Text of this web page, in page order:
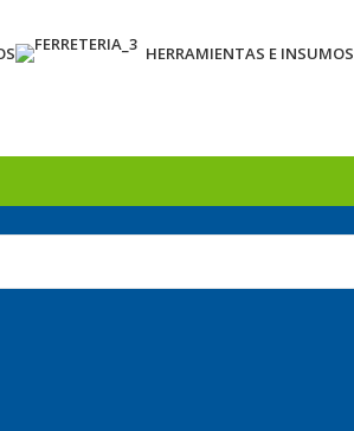
HERRAMIENTAS E INSUMOS